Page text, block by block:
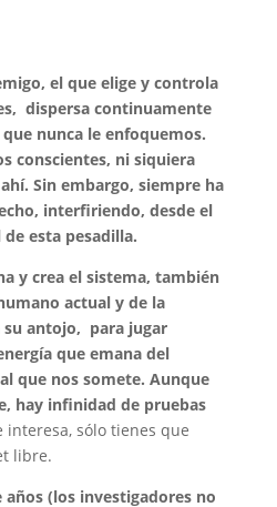
el que elige y controla
dispersa continuamente
nunca le enfoquemos.
conscientes, ni siquiera
Sin embargo, siempre ha
interfiriendo, desde el
esta pesadilla.
y crea el sistema, también
actual y de la
su antojo, para jugar
que emana del
que nos somete. Aunque
hay infinidad de pruebas
interesa, sólo tienes que
libre.
años (los investigadores no